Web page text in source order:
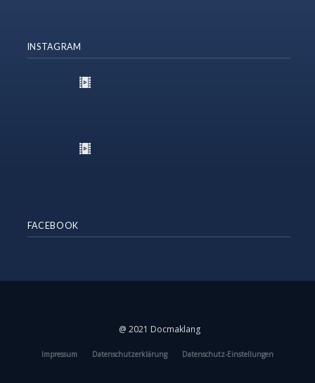
INSTAGRAM
FACEBOOK
@ 2021 Docmaklang
Impressum Datenschutzerklärung Datenschutz-Einstellungen